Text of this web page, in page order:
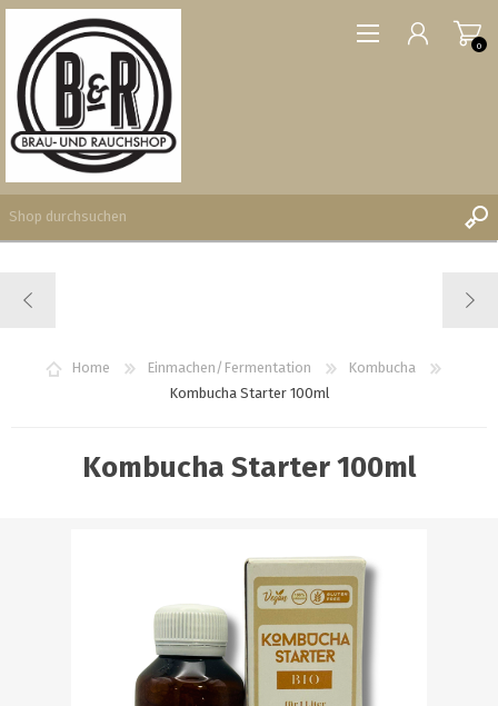
WUNSCHLISTE
0
Home Einmachen/Fermentation
Kombucha
Kombucha Starter 100ml
Kombucha Starter 100ml